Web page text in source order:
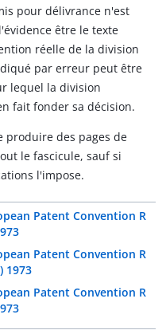
pour délivrance n'est
être le texte
réelle de la division
par erreur peut être
lequel la division
fait fonder sa décision.
produire des pages de
le fascicule, sauf si
l'impose.
Patent Convention R
Patent Convention R
1973
Patent Convention R